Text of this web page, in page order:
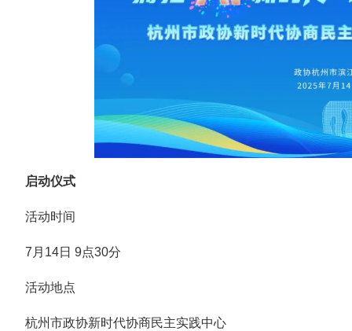
启动仪式
活动时间
7月14日 9点30分
活动地点
杭州市政协新时代协商民主实践中心